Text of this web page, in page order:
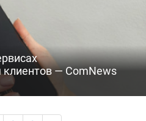
клиентов — ComNews